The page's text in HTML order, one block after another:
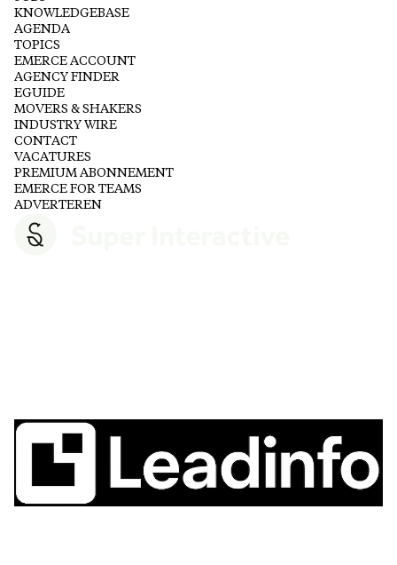
KNOWLEDGEBASE
AGENDA
TOPICS
EMERCE ACCOUNT
AGENCY FINDER
EGUIDE
MOVERS & SHAKERS
INDUSTRY WIRE
CONTACT
VACATURES
PREMIUM ABONNEMENT
EMERCE FOR TEAMS
ADVERTEREN